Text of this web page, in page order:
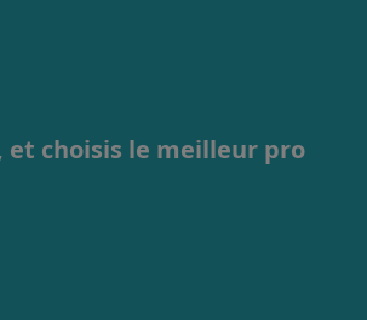
et choisis le meilleur pro